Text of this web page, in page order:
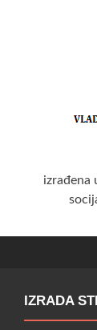
izrađena
IZRADA